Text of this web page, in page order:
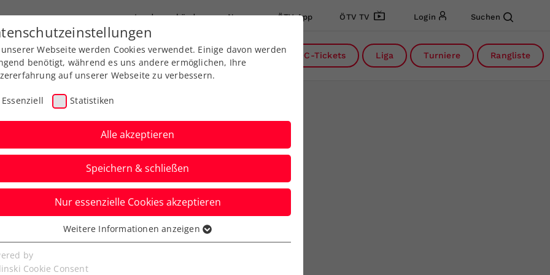
Landesverbände News ÖTV App ÖTV TV Login Suchen
Ausbildung Services Über uns DC-Tickets Liga Turniere Rangliste
steht vor
Webseite werden Cookies verwendet. Einige davon werden
benötigt, während es uns andere ermöglichen, Ihre
auf unserer Webseite zu verbessern.
Essenziell Statistiken
Alle akzeptieren
Speichern & schließen
Nur essenzielle Cookies akzeptieren
Cookies werden für grundlegende Funktionen der
benötigt. Dadurch ist gewährleistet, dass die Webseite
Weitere Informationen anzeigen
by
Cookie Consent